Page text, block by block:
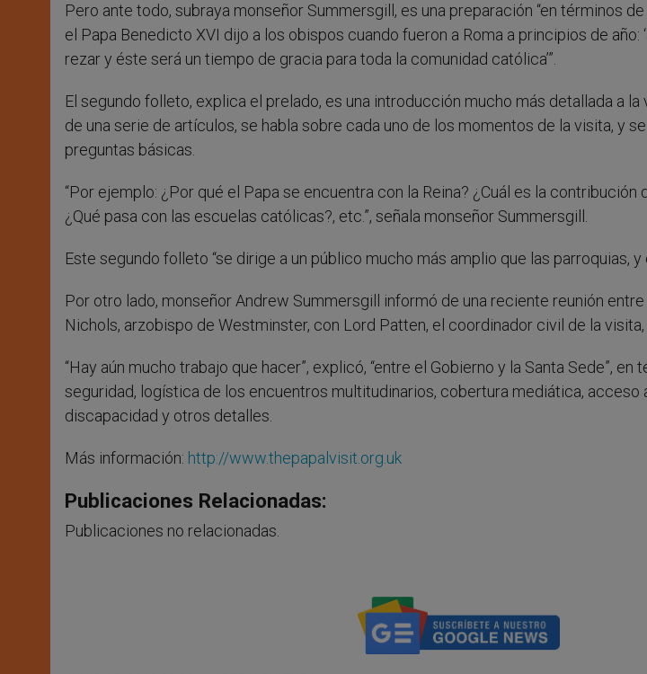
Pero ante todo, subraya monseñor Summersgill, es una preparación “en términos de
el Papa Benedicto XVI dijo a los obispos cuando fueron a Roma a principios de año:
rezar y éste será un tiempo de gracia para toda la comunidad católica’”.
El segundo folleto, explica el prelado, es una introducción mucho más detallada a la
de una serie de artículos, se habla sobre cada uno de los momentos de la visita, y
preguntas básicas.
“Por ejemplo: ¿Por qué el Papa se encuentra con la Reina? ¿Cuál es la contribución
¿Qué pasa con las escuelas católicas?, etc.”, señala monseñor Summersgill.
Este segundo folleto “se dirige a un público mucho más amplio que las parroquias, y
Por otro lado, monseñor Andrew Summersgill informó de una reciente reunión
Nichols, arzobispo de Westminster, con Lord Patten, el coordinador civil de la visita,
“Hay aún mucho trabajo que hacer”, explicó, “entre el Gobierno y la Santa Sede”, en
seguridad, logística de los encuentros multitudinarios, cobertura mediática, acceso
discapacidad y otros detalles.
Más información: http://www.thepapalvisit.org.uk
Publicaciones Relacionadas:
Publicaciones no relacionadas.